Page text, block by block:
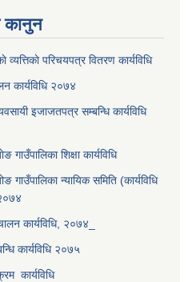
कानुन
व्यत्तिकाे परिचयपत्र वितरण कार्यविधि
कार्यविधि २०७४
इजाजतपत्र सम्बन्धि कार्यविधि
गाउँपालिका शिक्षा कार्यविधि
गाउँपालिका न्यायिक समिति (कार्यविधि
कार्यविधि, २०७४_
कार्यविधि २०७५
कार्यविधि